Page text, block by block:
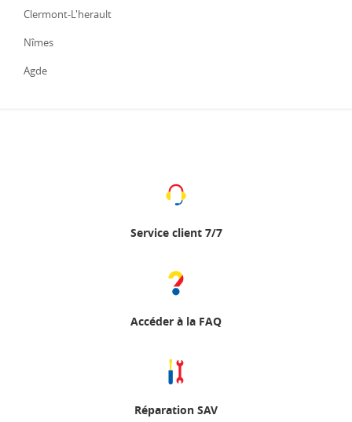
Clermont-L'herault
Nîmes
Agde
Service client 7/7
Accéder à la FAQ
Réparation SAV